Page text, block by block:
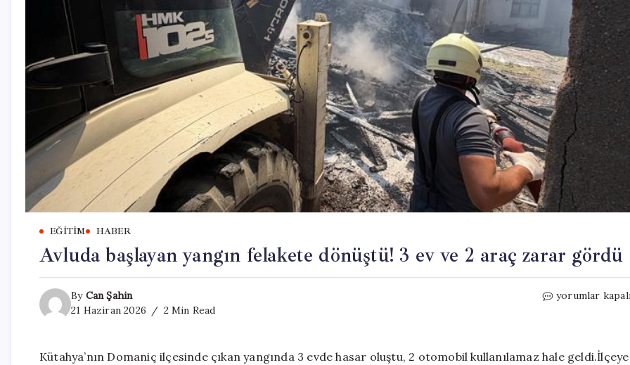
EĞITIM HABER
Avluda başlayan yangın felakete dönüştü! 3 ev ve 2 araç zarar gördü
By Can Şahin
21 Haziran 2026
2 Min Read
Avluda
dönüştü!
yorumlar
Kütahya’nın Domaniç ilçesinde çıkan yangında 3 evde hasar oluştu, 2 otomobil kullanılamaz hale geldi.İlçeye